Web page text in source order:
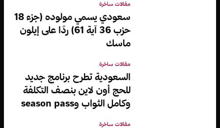
مقالات ساخرة
سعودي يسمي مولوده (جزء 18
حزب 36 آية 61) ردًا على إيلون
ماسك
مقالات ساخرة
السعودية تطرح برنامج جديد
للحج أون لاين بنصف التكلفة
وكامل الثواب وseason pass
مقالات ساخرة